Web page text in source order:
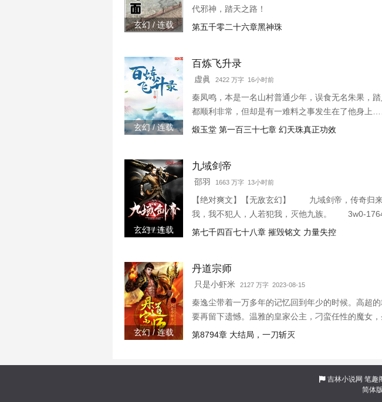
玄幻 / 连载
代邪神，踏天之路！
第五千零二十六章黑神珠
玄幻 / 连载
百炼飞升录
虚眞 2422 万字 16小时前
秦凤鸣，本是一名山村普通少年，误食无名朱果，
都顺利非常，但却是有一难料之事发生在了他身上
煅玉堂 第一百三十七章 幻天珠真正功效
玄幻 / 连载
九域剑帝
邵羽 1663 万字 13小时前
【绝对爽文】【无敌玄幻】 九域剑帝，传奇
我，我不犯人，人若犯我，灭他九族。 3w0-
第七千四百七十八章 摧毁铭文 力量失控
玄幻 / 连载
丹道宗师
只是小虾米 2127 万字 2023-08-15
秦逸尘带着一万多年的记忆回到年少的时候。高超
要再留下遗憾。温雅的皇家公主，刁蛮任性的魔女
第8794章 大结局，一刀斩灭
吉林小说网 笔趣
简体版